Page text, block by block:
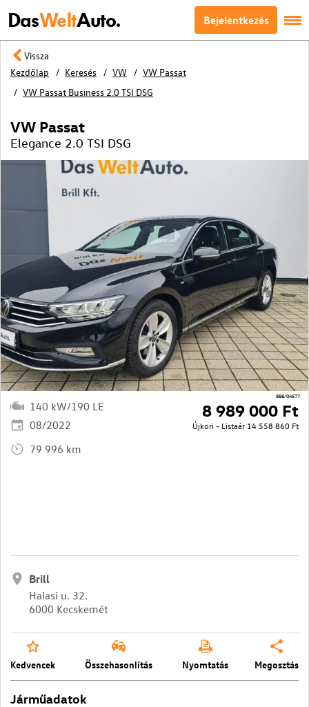
DasWeltAuto. Bejelentkezés
Vissza
Kezdőlap
Keresés VW
VW Passat
VW Passat Business 2.0 TSI DSG
888/04577
VW Passat
Elegance 2.0 TSI DSG
140 kW/190 LE
08/2022
79 996 km
8 989 000 Ft
Újkori - Listaár 14 558 860 Ft
Brill
Halasi u. 32.
6000 Kecskemét
Kedvencek Összehasonlítás Nyomtatás Megosztás
Járműadatok